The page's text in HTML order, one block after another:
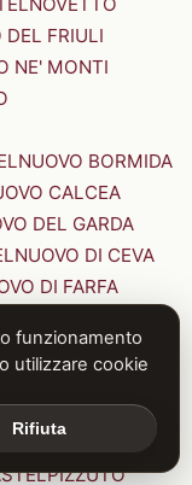
DEL FRIULI
NE' MONTI
BORMIDA
CALCEA
DEL GARDA
DI CEVA
DI FARFA
DON BOSCO
NIGRA
RANGONE
VAL DI CECINA
funzionamento
utilizzare cookie
Rifiuta